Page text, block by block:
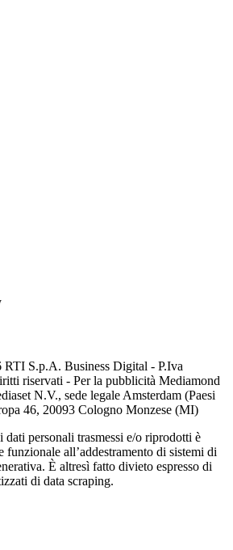
RTI S.p.A. Business Digital - P.Iva
riservati - Per la pubblicità Mediamond
N.V., sede legale Amsterdam (Paesi
46, 20093 Cologno Monzese (MI)
dati personali trasmessi e/o riprodotti è
all’addestramento di sistemi di
È altresì fatto divieto espresso di
di data scraping.